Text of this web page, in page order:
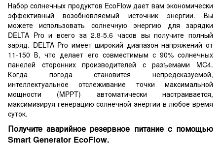
Набор солнечных продуктов EcoFlow дает вам экономически
эффективный возобновляемый источник энергии. Вы
можете использовать солнечную энергию для зарядки
DELTA Pro и всего за 2.8-5.6 часов вы получите полный
заряд. DELTA Pro имеет широкий диапазон напряжений от
11-150 В, что делает его совместимым с 90% солнечных
панелей сторонних производителей с разъемами MC4.
Когда погода становится непредсказуемой,
интеллектуальное отслеживание точки максимальной
мощности (MPPT) автоматически настраивается,
максимизируя генерацию солнечной энергии в любое время
суток.
Получите аварийное резервное питание с помощью
Smart Generator EcoFlow.